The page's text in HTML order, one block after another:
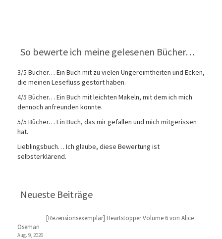
So bewerte ich meine gelesenen Bücher…
3/5 Bücher… Ein Buch mit zu vielen Ungereimtheiten und Ecken,
die meinen Lesefluss gestört haben.
4/5 Bücher… Ein Buch mit leichten Makeln, mit dem ich mich
dennoch anfreunden konnte.
5/5 Bücher… Ein Buch, das mir gefallen und mich mitgerissen
hat.
Lieblingsbuch… Ich glaube, diese Bewertung ist
selbsterklärend.
Neueste Beiträge
[Rezensionsexemplar] Heartstopper Volume 6 von Alice
Oseman
Aug. 9, 2026